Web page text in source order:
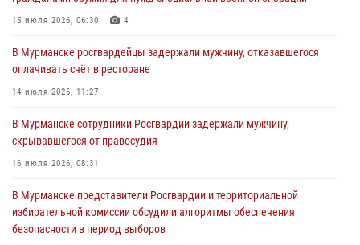
города Кандалакши
Сотрудники Росгвардии провели инструктаж по
антитеррористической защищенности для членов избирательных
31 июля 2026, 08:48 3
Сотрудники Росгвардии задержали мужчину, не оплатившего счет в
30 июля 2026, 14:09
В Управлении Росгвардии по Мурманской области прошло пожарно-
15 июля 2026, 06:30 4
В Мурманске росгвардейцы задержали мужчину, отказавшегося
оплачивать счёт в ресторане
14 июля 2026, 11:27
В Мурманске сотрудники Росгвардии задержали мужчину,
скрывавшегося от правосудия
16 июля 2026, 08:31
В Мурманске представители Росгвардии и территориальной
избирательной комиссии обсудили алгоритмы обеспечения
безопасности в период выборов